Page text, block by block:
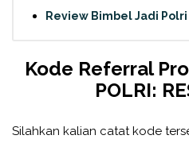
Review Bimbel Jadi Polri
Kode Referral
POLRI:
Silahkan kalian catat kode